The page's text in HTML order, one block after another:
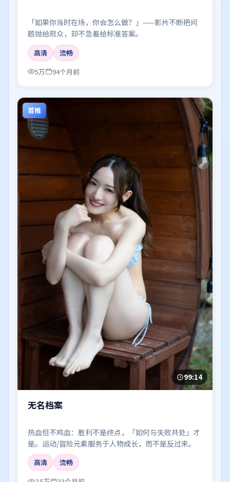
「如果你当时在场，你会怎么做？」——影片不断把问
题抛给观众，却不急着给标准答案。
高清
流畅
5万
94个月前
首推
99:14
无名档案
热血但不鸡血：胜利不是终点，「如何与失败共处」才
是。运动/冒险元素服务于人物成长，而不是反过来。
高清
流畅